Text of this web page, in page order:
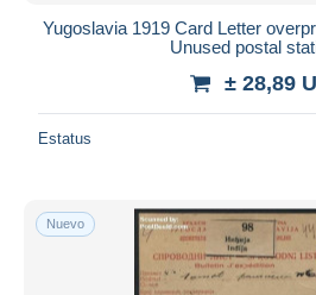
Yugoslavia 1919 Card Letter
Unused postal
± 28,89
Estatus
Nuevo